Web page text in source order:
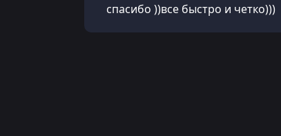
спасибо ))все быстро и четко)))